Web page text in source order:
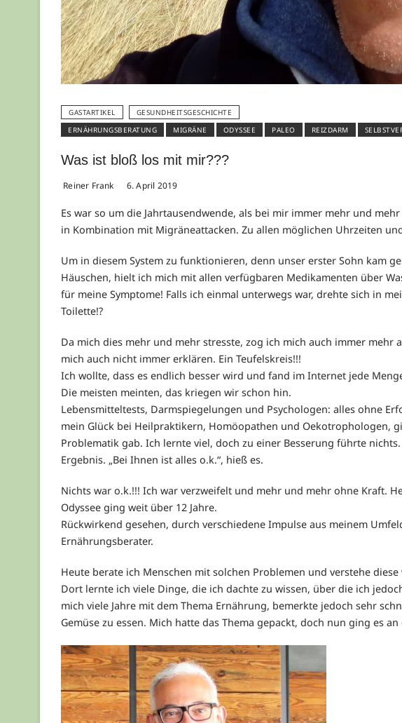
GASTARTIKEL
GESUNDHEITSGESCHICHTE
ERNÄHRUNGSBERATUNG
MIGRÄNE ODYSSEE PALEO REIZDARM
Was ist bloß los mit mir???
Reiner Frank 6. April 2019
Es war so um die Jahrtausendwende, als bei mir immer mehr und
in Kombination mit Migräneattacken. Zu allen möglichen Uhrzeiten
Um in diesem System zu funktionieren, denn unser erster Sohn kam
Häuschen, hielt ich mich mit allen verfügbaren Medikamenten über
für meine Symptome! Falls ich einmal unterwegs war, drehte sich in
Toilette!?
Da mich dies mehr und mehr stresste, zog ich mich auch immer mehr
mich auch nicht immer erklären. Ein Teufelskreis!!!
Ich wollte, dass es endlich besser wird und fand im Internet jede
Die meisten meinten, das kriegen wir schon hin.
Lebensmitteltests, Darmspiegelungen und Psychologen: alles ohne
mein Glück bei Heilpraktikern, Homöopathen und Oekotrophologen,
Problematik gab. Ich lernte viel, doch zu einer Besserung führte
Ergebnis. „Bei Ihnen ist alles o.k.“, hieß es.
Nichts war o.k.!!! Ich war verzweifelt und mehr und mehr ohne Kraft.
Odyssee ging weit über 12 Jahre.
Rückwirkend gesehen, durch verschiedene Impulse aus meinem
Ernährungsberater.
Heute berate ich Menschen mit solchen Problemen und verstehe
Dort lernte ich viele Dinge, die ich dachte zu wissen, über die ich
mich viele Jahre mit dem Thema Ernährung, bemerkte jedoch sehr
Gemüse zu essen. Mich hatte das Thema gepackt, doch nun ging es